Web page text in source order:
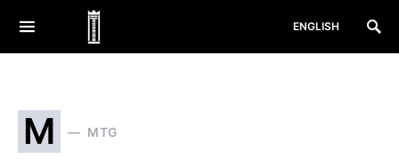
ENGLISH
M MTG